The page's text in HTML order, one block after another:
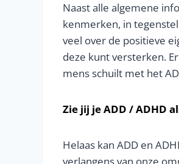
Naast alle algemene
kenmerken, in
veel over de positieve
deze kunt versterken.
mens schuilt met het
Zie jij je ADD / ADHD
Helaas kan ADD en